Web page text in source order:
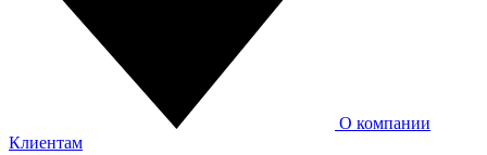
О компании
Клиентам